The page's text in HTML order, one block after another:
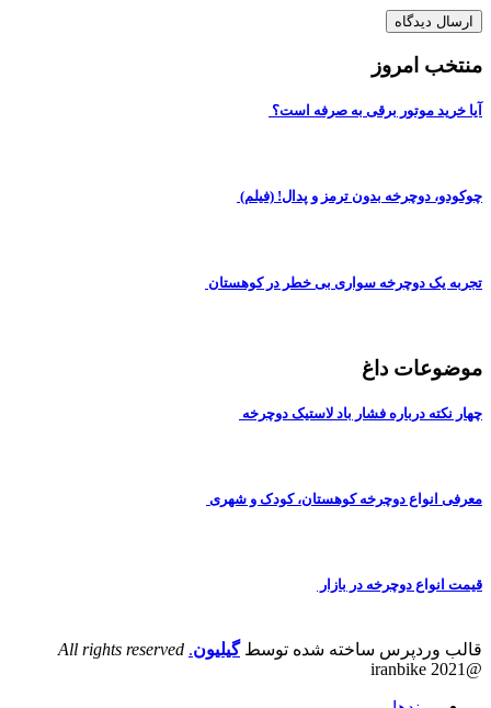
منتخب امروز
آیا خرید موتور برقی به صرفه است؟
چوکودو، دوچرخه بدون ترمز و پدال! (فیلم)
تجربه یک دوچرخه سواری بی خطر در کوهستان
موضوعات داغ
چهار نکته درباره فشار باد لاستیک دوچرخه
معرفی انواع دوچرخه کوهستان، کودک و شهری
قیمت انواع دوچرخه در بازار
قالب وردپرس ساخته شده توسطگیلیون.
All rights reserved
@iranbike 2021